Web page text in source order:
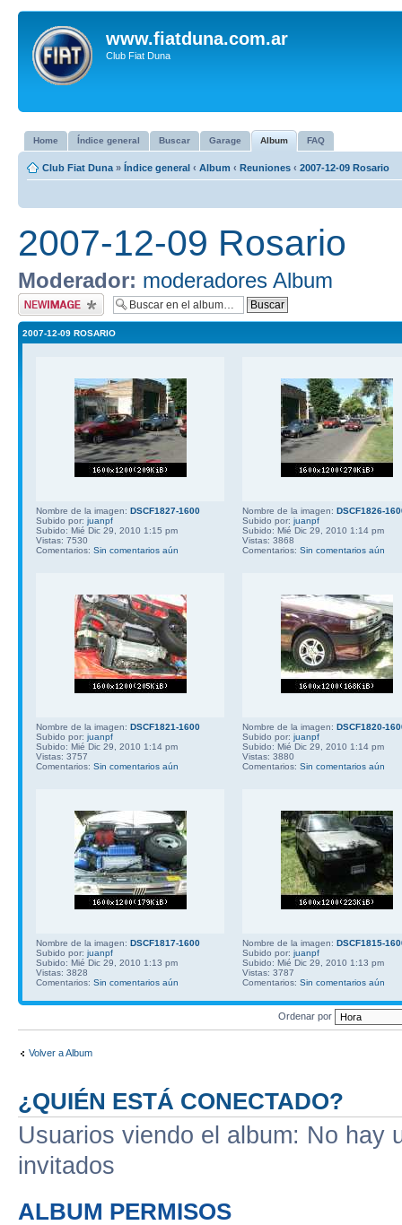
www.fiatduna.com.ar
Club Fiat Duna
Home Índice general Buscar Garage Album FAQ
Club Fiat Duna » Índice general ‹ Album ‹ Reuniones ‹ 2007-12-09 Rosario
2007-12-09 Rosario
Moderador: moderadores Album
Subir imagen
2007-12-09 ROSARIO
Nombre de la imagen: DSCF1827-1600
Subido por: juanpf
Subido: Mié Dic 29, 2010 1:15 pm
Vistas: 7530
Comentarios: Sin comentarios aún
Nombre de la imagen: DSCF1826-
Subido por: juanpf
Subido: Mié Dic 29, 2010 1:14 pm
Vistas: 3868
Comentarios: Sin comentarios aún
Nombre de la imagen: DSCF1821-1600
Subido por: juanpf
Subido: Mié Dic 29, 2010 1:14 pm
Vistas: 3757
Comentarios: Sin comentarios aún
Nombre de la imagen: DSCF1820-
Subido por: juanpf
Subido: Mié Dic 29, 2010 1:14 pm
Vistas: 3880
Comentarios: Sin comentarios aún
Nombre de la imagen: DSCF1817-1600
Subido por: juanpf
Subido: Mié Dic 29, 2010 1:13 pm
Vistas: 3828
Comentarios: Sin comentarios aún
Nombre de la imagen: DSCF1815-
Subido por: juanpf
Subido: Mié Dic 29, 2010 1:13 pm
Vistas: 3787
Comentarios: Sin comentarios aún
Ordenar por
Volver a Album
¿QUIÉN ESTÁ CONECTADO?
Usuarios viendo el album: No hay
invitados
ALBUM PERMISOS